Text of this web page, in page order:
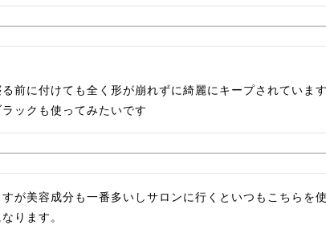
前に付けても全く形が崩れずに綺麗にキープされています
ックも使ってみたいです
が美容成分も一番多いしサロンに行くといつもこちらを
ります。